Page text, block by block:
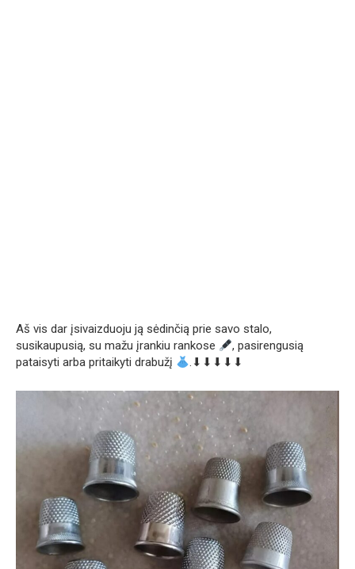
Aš vis dar įsivaizduoju ją sėdinčią prie savo stalo,
susikaupusią, su mažu įrankiu rankose
, pasirengusią
pataisyti arba pritaikyti drabužį
.⬇⬇⬇⬇⬇